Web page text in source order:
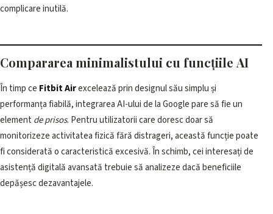
complicare inutilă.
Compararea minimalistului cu funcțiile AI
În timp ce Fitbit Airexcelează prin designul său simplu și
performanța fiabilă, integrarea AI-ului de la Google pare să fie un
element de prisos. Pentru utilizatorii care doresc doar să
monitorizeze activitatea fizică fără distrageri, această funcție poate
fi considerată o caracteristică excesivă. În schimb, cei interesați de
asistență digitală avansată trebuie să analizeze dacă beneficiile
depășesc dezavantajele.